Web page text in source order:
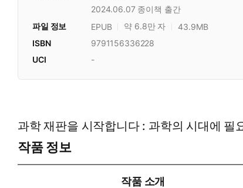
2024.06.07 종이책 출간
파일 정보 EPUB 약 6.8만 자 43.9MB
ISBN
9791156336228
UCI
-
과학 재판을 시작합니다 : 과학의 시대에 필
작품 정보
작품 소개